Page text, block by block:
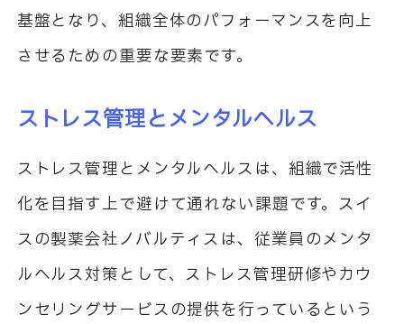
基盤となり、組織全体のパフォーマンスを向上
させるための重要な要素です。
ストレス管理とメンタルヘルス
ストレス管理とメンタルヘルスは、組織で活性
化を目指す上で避けて通れない課題です。スイ
スの製薬会社ノバルティスは、従業員のメンタ
ルヘルス対策として、ストレス管理研修やカウ
ンセリングサービスの提供を行っているという